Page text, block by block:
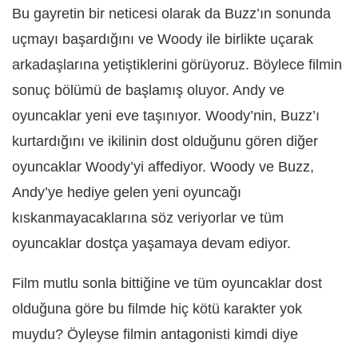
Bu gayretin bir neticesi olarak da Buzz’ın sonunda
uçmayı başardığını ve Woody ile birlikte uçarak
arkadaşlarına yetiştiklerini görüyoruz. Böylece filmin
sonuç bölümü de başlamış oluyor. Andy ve
oyuncaklar yeni eve taşınıyor. Woody’nin, Buzz’ı
kurtardığını ve ikilinin dost olduğunu gören diğer
oyuncaklar Woody’yi affediyor. Woody ve Buzz,
Andy’ye hediye gelen yeni oyuncağı
kıskanmayacaklarına söz veriyorlar ve tüm
oyuncaklar dostça yaşamaya devam ediyor.
Film mutlu sonla bittiğine ve tüm oyuncaklar dost
olduğuna göre bu filmde hiç kötü karakter yok
muydu? Öyleyse filmin antagonisti kimdi diye